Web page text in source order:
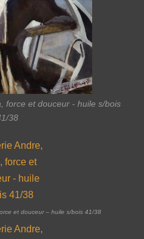
force et douceur - huile s/bois
38
et douceur – huile s/bois 41/38